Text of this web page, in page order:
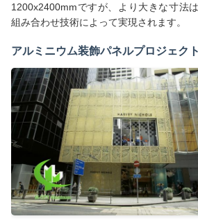
1200x2400mmですが、より大きな寸法
組み合わせ技術によって実現されます。
アルミニウム装飾パネルプロジェク